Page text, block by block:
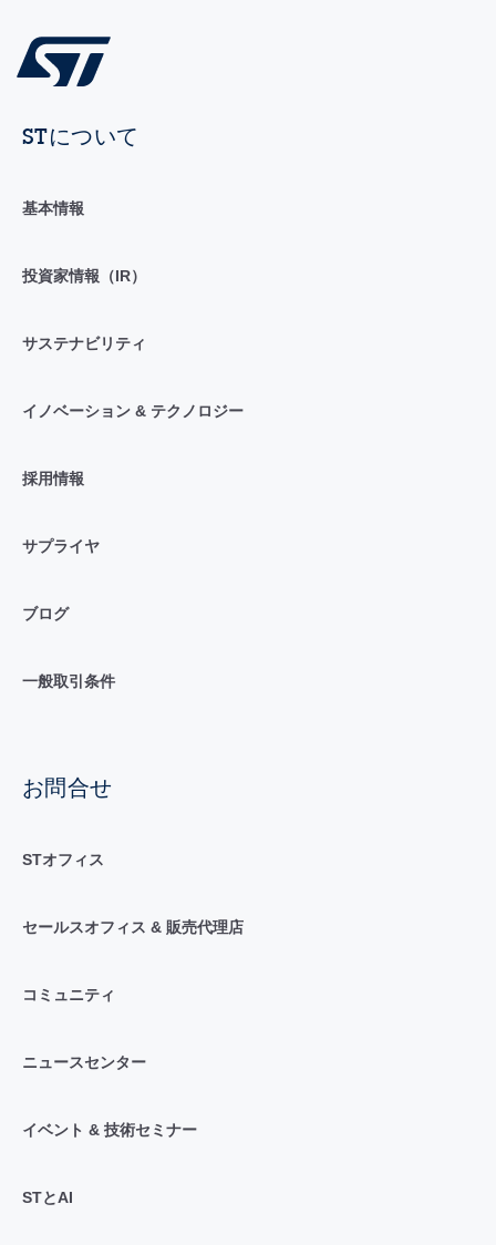
STについて
基本情報
投資家情報（IR）
サステナビリティ
イノベーション & テクノロジー
採用情報
サプライヤ
ブログ
一般取引条件
お問合せ
STオフィス
セールスオフィス & 販売代理店
コミュニティ
ニュースセンター
イベント & 技術セミナー
STとAI